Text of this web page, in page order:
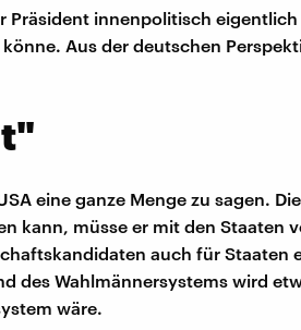
Präsident innenpolitisch eigentlich
Aus der deutschen
eine ganze Menge zu sagen.
kann, müsse er mit den Staaten
auch für Staaten
des Wahlmännersystems wird
wäre.